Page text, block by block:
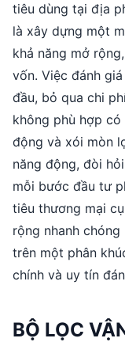
tiêu dùng tại địa
là xây dựng một
khả năng mở
vốn. Việc đánh
đầu, bỏ qua chi
không phù hợp
động và xói mòn
năng động, đòi
mỗi bước đầu tư
tiêu thương mại
rộng nhanh
trên một phân
chính và uy tín
BỘ LỌC